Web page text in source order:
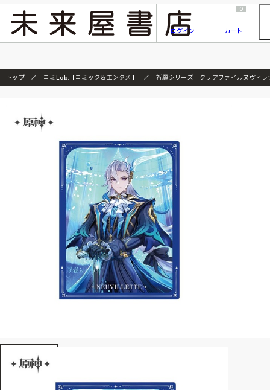
『ONE PIECE magazine 021 ONE PIECEカード付き同梱版』発売延期のご案内
ログイン
0
カート
トップ コミLab.【コミック＆エンタメ】 祈願シリーズ クリアファイルヌヴィレ